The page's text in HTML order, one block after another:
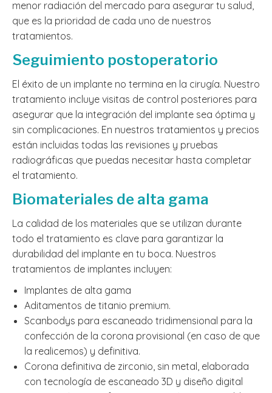
menor radiación del mercado para asegurar tu salud,
que es la prioridad de cada uno de nuestros
tratamientos.
Seguimiento postoperatorio
El éxito de un implante no termina en la cirugía. Nuestro
tratamiento incluye visitas de control posteriores para
asegurar que la integración del implante sea óptima y
sin complicaciones. En nuestros tratamientos y precios
están incluidas todas las revisiones y pruebas
radiográficas que puedas necesitar hasta completar
el tratamiento.
Biomateriales de alta gama
La calidad de los materiales que se utilizan durante
todo el tratamiento es clave para garantizar la
durabilidad del implante en tu boca. Nuestros
tratamientos de implantes incluyen:
Implantes de alta gama
Aditamentos de titanio premium.
Scanbodys para escaneado tridimensional para la
confección de la corona provisional (en caso de que
la realicemos) y definitiva.
Corona definitiva de zirconio, sin metal, elaborada
con tecnología de escaneado 3D y diseño digital